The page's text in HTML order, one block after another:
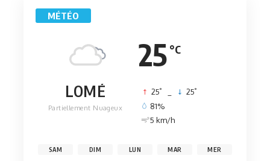
MÉTÉO
25 °C
LOMÉ
Partiellement Nuageux
25° 25°
81%
5 km/h
SAM DIM LUN MAR MER